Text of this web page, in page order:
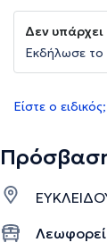
Δεν
Εκδήλωσε το
Είστε ο